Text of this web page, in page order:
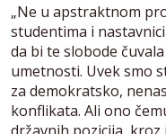
„Ne u apstraktnom
studentima i
da bi te slobode
umetnosti. Uvek smo
za demokratsko,
konflikata. Ali ono
državnih pozicija,